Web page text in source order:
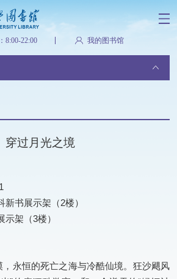
8:00-22:00 我的图书馆
穿过月光之境
书展示架（2楼）
架（3楼）
永恒的死亡之海与冷酷仙境。狂沙飓风